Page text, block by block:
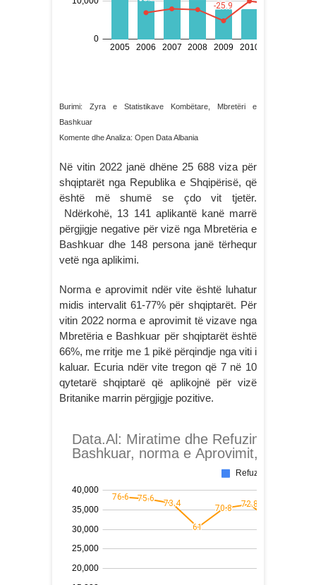
Burimi: Zyra e Statistikave Kombëtare, Mbretëri e
Bashkuar
Komente dhe Analiza: Open Data Albania
Në vitin 2022 janë dhëne 25 688 viza për
shqiptarët nga Republika e Shqipërisë, që
është më shumë se çdo vit tjetër.
Ndërkohë, 13 141 aplikantë kanë marrë
përgjigje negative për vizë nga Mbretëria e
Bashkuar dhe 148 persona janë tërhequr
vetë nga aplikimi.
Norma e aprovimit ndër vite është luhatur
midis intervalit 61-77% për shqiptarët. Për
vitin 2022 norma e aprovimit të vizave nga
Mbretëria e Bashkuar për shqiptarët është
66%, me rritje me 1 pikë përqindje nga viti i
kaluar. Ecuria ndër vite tregon që 7 në 10
qytetarë shqiptarë që aplikojnë për vizë
Britanike marrin përgjigje pozitive.